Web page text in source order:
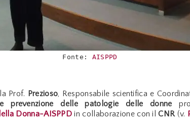
Fonte: AISPPD
Prof. Prezioso, Responsabile scientifica e
e prevenzione delle patologie delle donne
Donna-AISPPDin collaborazione con il CNR (v.